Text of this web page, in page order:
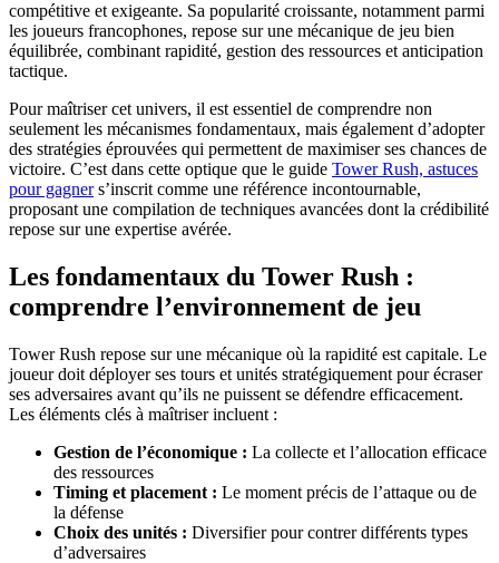
compétitive et exigeante. Sa popularité croissante, notamment parmi
les joueurs francophones, repose sur une mécanique de jeu bien
équilibrée, combinant rapidité, gestion des ressources et anticipation
tactique.
Pour maîtriser cet univers, il est essentiel de comprendre non
seulement les mécanismes fondamentaux, mais également d’adopter
des stratégies éprouvées qui permettent de maximiser ses chances de
victoire. C’est dans cette optique que le guide Tower Rush, astuces
pour gagners’inscrit comme une référence incontournable,
proposant une compilation de techniques avancées dont la crédibilité
repose sur une expertise avérée.
Les fondamentaux du Tower Rush :
comprendre l’environnement de jeu
Tower Rush repose sur une mécanique où la rapidité est capitale. Le
joueur doit déployer ses tours et unités stratégiquement pour écraser
ses adversaires avant qu’ils ne puissent se défendre efficacement.
Les éléments clés à maîtriser incluent :
Gestion de l’économique : La collecte et l’allocation efficace
des ressources
Timing et placement : Le moment précis de l’attaque ou de
la défense
Choix des unités : Diversifier pour contrer différents types
d’adversaires